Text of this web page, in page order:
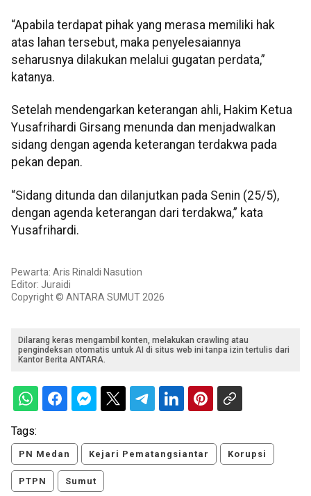
“Apabila terdapat pihak yang merasa memiliki hak
atas lahan tersebut, maka penyelesaiannya
seharusnya dilakukan melalui gugatan perdata,”
katanya.
Setelah mendengarkan keterangan ahli, Hakim Ketua
Yusafrihardi Girsang menunda dan menjadwalkan
sidang dengan agenda keterangan terdakwa pada
pekan depan.
“Sidang ditunda dan dilanjutkan pada Senin (25/5),
dengan agenda keterangan dari terdakwa,” kata
Yusafrihardi.
Pewarta: Aris Rinaldi Nasution
Editor: Juraidi
Copyright © ANTARA SUMUT 2026
Dilarang keras mengambil konten, melakukan crawling atau
pengindeksan otomatis untuk AI di situs web ini tanpa izin tertulis dari
Kantor Berita ANTARA.
Tags:
PN Medan Kejari Pematangsiantar Korupsi
PTPN Sumut